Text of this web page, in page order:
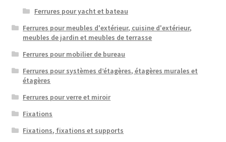
Ferrures pour yacht et bateau
Ferrures pour meubles d'extérieur, cuisine d'extérieur,
meubles de jardin et meubles de terrasse
Ferrures pour mobilier de bureau
Ferrures pour systèmes d’étagères, étagères murales et
étagères
Ferrures pour verre et miroir
Fixations
Fixations, fixations et supports